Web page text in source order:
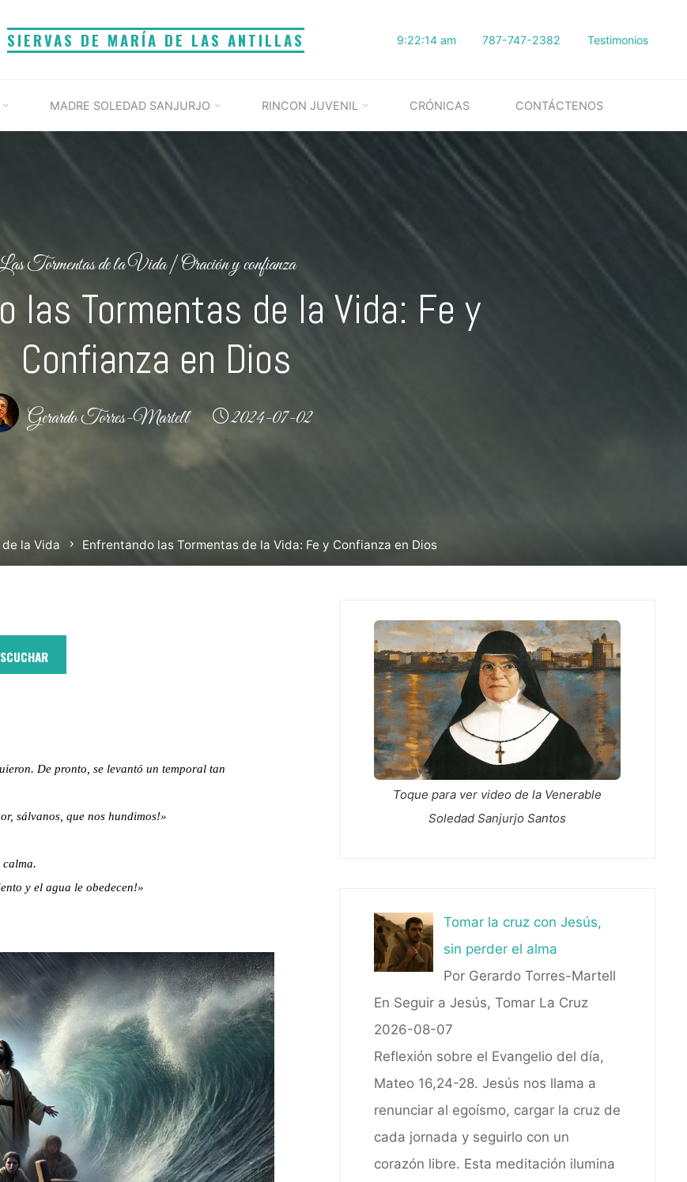
SIERVAS DE MARÍA DE LAS ANTILLAS 9:22:16 am 787-747-2382 Testimonios
MADRE SOLEDAD SANJURJO RINCON JUVENIL CRÓNICAS CONTÁCTENOS
Tormentas de la Vida|Oración y confianza
las Tormentas de la Vida: Fe y
Confianza en Dios
Gerardo Torres-Martell 2024-07-02
la Vida Enfrentando las Tormentas de la Vida: Fe y Confianza en Dios
De pronto, se levantó un temporal tan
sálvanos, que nos hundimos!»
y el agua le obedecen!»
Toque para ver video de la Venerable
Soledad Sanjurjo Santos
Tomar la cruz con Jesús,
sin perder el alma
Por Gerardo Torres-Martell
En Seguir a Jesús, Tomar La Cruz
2026-08-07
Reflexión sobre el Evangelio del día,
Mateo 16,24-28. Jesús nos llama a
renunciar al egoísmo, cargar la cruz de
cada jornada y seguirlo con un
corazón libre. Esta meditación ilumina